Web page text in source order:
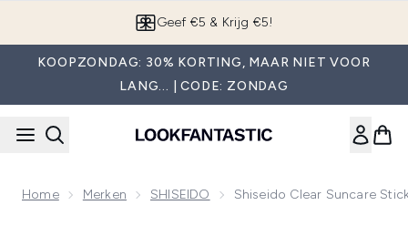
App downloaden
KOOPZONDAG: 30% KORTING, MAAR NIET VOOR
LANG... | CODE: ZONDAG
Home Merken SHISEIDO Shiseido Clear Suncare